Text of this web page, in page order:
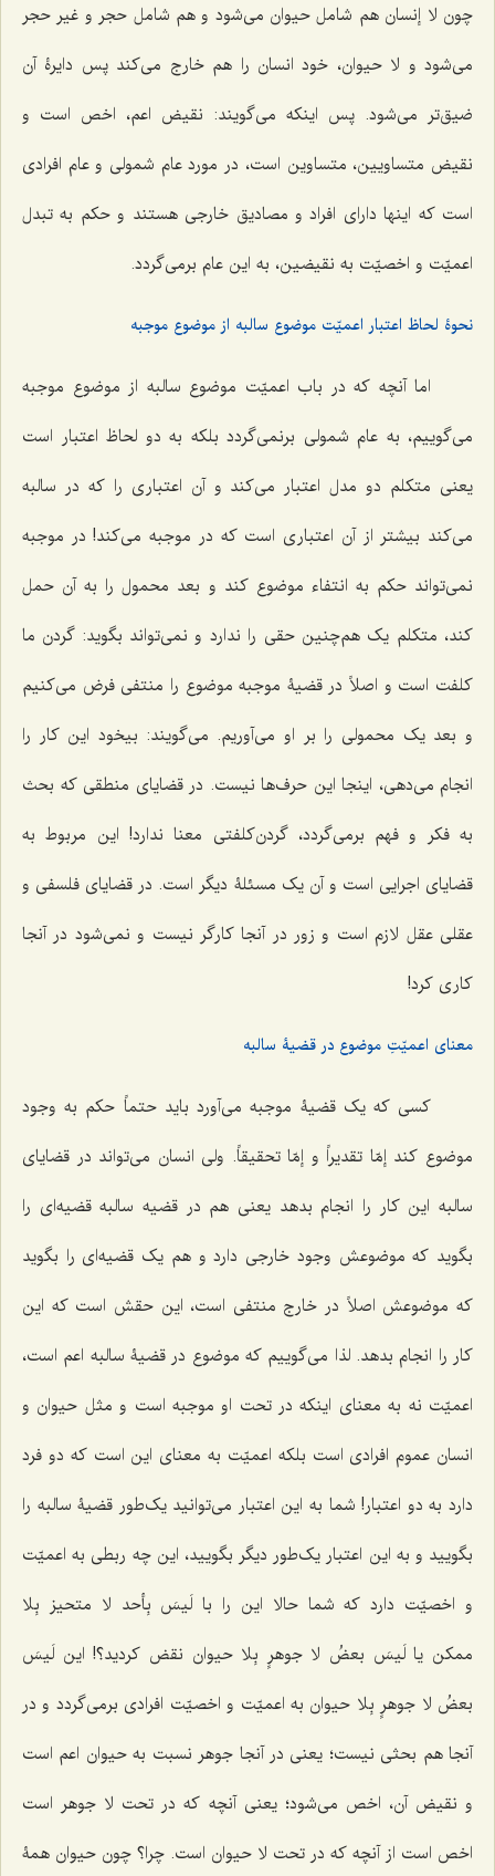
چون لا إنسان هم شامل حیوان می‌شود و هم شامل حجر و غیر حجر
می‌شود و لا حیوان، خود انسان را هم خارج می‌کند پس دایرۀ‌ آن
ضیق‌تر می‌شود. پس اینکه می‌گویند: نقیض اعم، اخص است و
نقیض متساویین، متساوین است، در مورد عام شمولی و عام افرادی
است که اینها دارای افراد و مصادیق خارجی هستند و حکم به تبدل
اعمیّت و اخصیّت به نقیضین، به این عام برمی‌گردد.
نحوۀ لحاظ اعتبار اعمیّت موضوع سالبه از موضوع موجبه
اما آنچه که در باب اعمیّت موضوع سالبه از موضوع موجبه
می‌گوییم، به عام شمولی برنمی‌گردد بلکه به دو لحاظ اعتبار است
یعنی متکلم دو مدل اعتبار می‌کند و آن اعتباری را که در سالبه
می‌کند بیشتر از آن اعتباری است که در موجبه می‌کند! در موجبه
نمی‌تواند حکم به انتفاء موضوع کند و بعد محمول را به آن حمل
کند، متکلم یک هم‌چنین حقی را ندارد و نمی‌تواند بگوید: گردن ما
کلفت است و اصلاً در قضیۀ موجبه موضوع را منتفی فرض می‌کنیم
و بعد یک محمولی را بر او می‌‌آوریم. می‌گویند: بیخود این کار را
انجام می‌دهی، اینجا این حرف‌ها نیست. در قضایای منطقی که بحث
به فکر و فهم برمی‌گردد، گردن‌کلفتی معنا ندارد! این مربوط به
قضایای اجرایی است و آن یک مسئلۀ دیگر است. در قضایای فلسفی و
عقلی عقل لازم است و زور در آنجا کارگر نیست و نمی‌شود در آنجا
کاری کرد!
معنای اعمیّتِ موضوع در قضیۀ سالبه
کسی که یک قضیۀ موجبه می‌آورد باید حتماً حکم به وجود
موضوع کندإمّا تقدیراً و إمّا تحقیقاً. ولی انسان می‌تواند در قضایای
سالبه این کار را انجام بدهد یعنی هم در قضیه سالبه قضیه‌ای را
بگوید که موضوعش وجود خارجی دارد و هم یک قضیه‌ای را بگوید
که موضوعش اصلاً در خارج منتفی است، این حقش است که این
کار را انجام بدهد. لذا می‌گوییم که موضوع در قضیۀ سالبه اعم است،
اعمیّت نه به معنای اینکه در تحت او موجبه است و مثل حیوان و
انسان عموم افرادی است بلکه اعمیّت به معنای این است که دو فرد
دارد به دو اعتبار! شما به این اعتبار می‌توانید یک‌طور قضیۀ سالبه را
بگویید و به این اعتبار یک‌طور دیگر بگویید، این چه ربطی به اعمیّت
و اخصیّت دارد که شما حالا این را با لَیسَ بِأحد لا متحیز بِلا
ممکن یالَیسَ بعضُ لا جوهرٍ بِلا حیوان نقض کردید؟! این لَیسَ
بعضُ لا جوهرٍ بِلا حیوان به اعمیّت و اخصیّت افرادی برمی‌گردد و در
آنجا هم بحثی نیست؛ یعنی در آنجا جوهر نسبت به حیوان اعم است
و نقیض آن، اخص می‌شود؛ یعنی آنچه که در تحت لا جوهر است
اخص است از آنچه که در تحت لا حیوان است. چرا؟ چون حیوان همۀ